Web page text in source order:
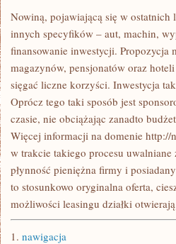
KOLOSALNE
Nowiną, pojawiającą się w
innych specyfików – aut, machin,
finansowanie inwestycji.
magazynów, pensjonatów oraz
sięgać liczne korzyści. Inwestycja
Oprócz tego taki sposób jest
czasie, nie obciążając zanadto
Więcej informacji na domenie http://
w trakcie takiego procesu
płynność pieniężna firmy i
to stosunkowo oryginalna oferta,
możliwości leasingu działki
1. nawigacja